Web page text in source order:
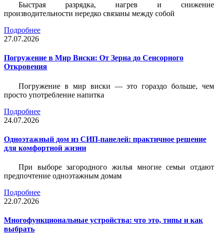
Быстрая разрядка, нагрев и снижение
производительности нередко связаны между собой
Подробнее
27.07.2026
Погружение в Мир Виски: От Зерна до Сенсорного
Откровения
Погружение в мир виски — это гораздо больше, чем
просто употребление напитка
Подробнее
24.07.2026
Одноэтажный дом из СИП-панелей: практичное решение
для комфортной жизни
При выборе загородного жилья многие семьи отдают
предпочтение одноэтажным домам
Подробнее
22.07.2026
Многофункциональные устройства: что это, типы и как
выбрать